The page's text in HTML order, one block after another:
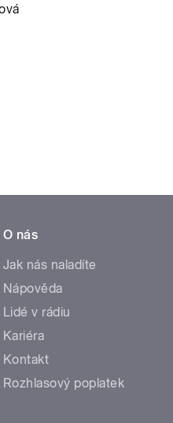
O nás
Jak nás naladíte
Nápověda
Lidé v rádiu
Kariéra
Kontakt
Rozhlasový poplatek